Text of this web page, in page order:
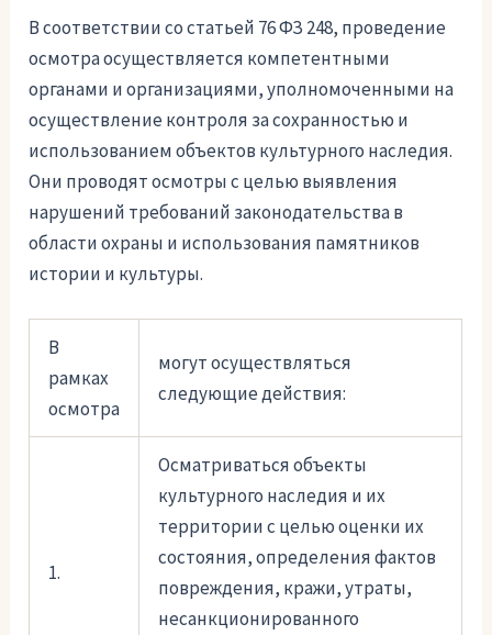
В соответствии со статьей 76 ФЗ 248, проведение
осмотра осуществляется компетентными
органами и организациями, уполномоченными на
осуществление контроля за сохранностью и
использованием объектов культурного наследия.
Они проводят осмотры с целью выявления
нарушений требований законодательства в
области охраны и использования памятников
истории и культуры.
В
рамках
осмотра
могут осуществляться
следующие действия:
1.
Осматриваться объекты
культурного наследия и их
территории с целью оценки их
состояния, определения фактов
повреждения, кражи, утраты,
несанкционированного